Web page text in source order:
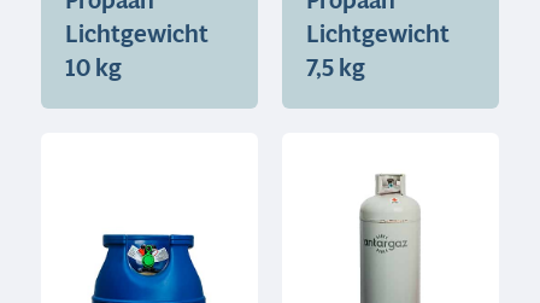
Lichtgewicht
10 kg
Lichtgewicht
7,5 kg